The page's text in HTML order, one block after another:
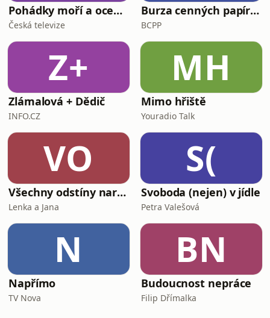
Pohádky moří a oceánů
Česká televize
Burza cenných papírů Praha
BCPP
Z+
Zlámalová + Dědič
INFO.CZ
MH
Mimo hřiště
Youradio Talk
VO
Všechny odstíny narcismu
Lenka a Jana
S(
Svoboda (nejen) v jídle
Petra Valešová
N
Napřímo
TV Nova
BN
Budoucnost nepráce
Filip Dřímalka